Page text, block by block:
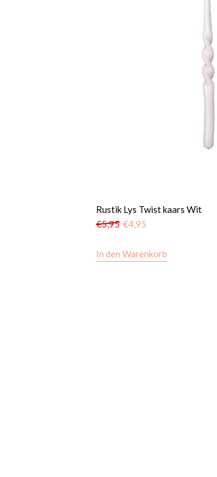
Rustik Lys Twist kaars Wit
€5,95 €4,95
In den Warenkorb